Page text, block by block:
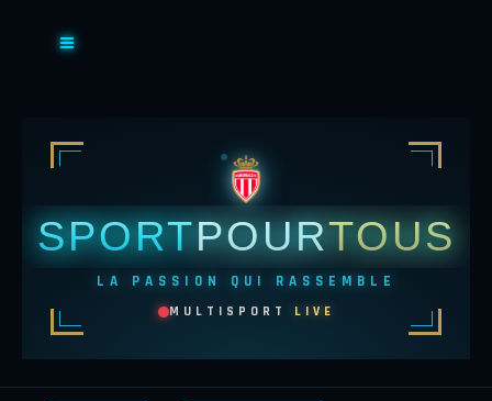
SPORTPOURTOUS
LA PASSION QUI RASSEMBLE
MULTISPORT LIVE